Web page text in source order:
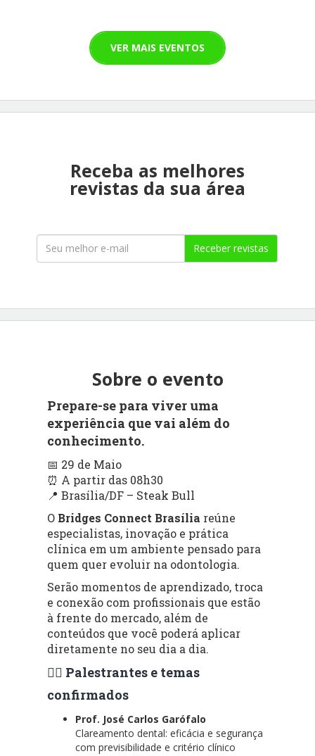
VER MAIS EVENTOS
Receba as melhores
revistas da sua área
Receber revistas
Sobre o evento
Prepare-se para viver uma
experiência que vai além do
conhecimento.
📅 29 de Maio
⏰ A partir das 08h30
📍 Brasília/DF – Steak Bull
O Bridges Connect Brasília reúne
especialistas, inovação e prática
clínica em um ambiente pensado para
quem quer evoluir na odontologia.
Serão momentos de aprendizado, troca
e conexão com profissionais que estão
à frente do mercado, além de
conteúdos que você poderá aplicar
diretamente no seu dia a dia.
👨‍⚕️ Palestrantes e temas
confirmados
Prof. José Carlos Garófalo
Clareamento dental: eficácia e segurança
com previsibilidade e critério clínico